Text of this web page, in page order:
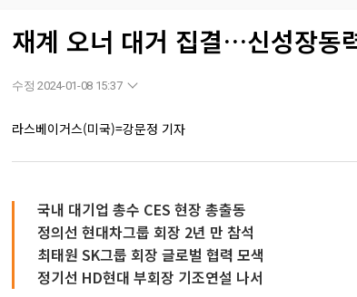
재계 오너 대거 집결…신성장동
수정 2024-01-08 15:37
라스베이거스(미국)=강문정 기자
국내 대기업 총수 CES 현장 총출동
정의선 현대차그룹 회장 2년 만 참석
최태원 SK그룹 회장 글로벌 협력 모색
정기선 HD현대 부회장 기조연설 나서